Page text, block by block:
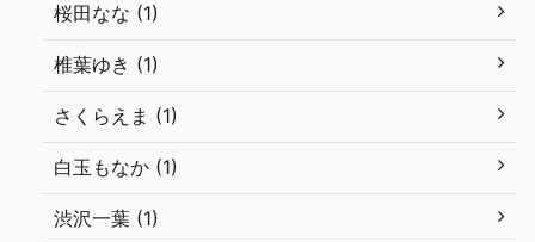
桜田なな (1)
椎葉ゆき (1)
さくらえま (1)
白玉もなか (1)
渋沢一葉 (1)